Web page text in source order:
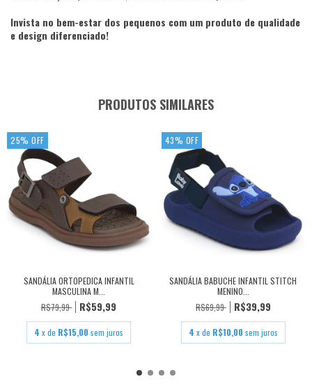
Invista no bem-estar dos pequenos com um produto de qualidade
e design diferenciado!
PRODUTOS SIMILARES
25% OFF
SANDÁLIA ORTOPEDICA INFANTIL
MASCULINA M...
R$79,99
R$59,99
4 x de R$15,00 sem juros
43% OFF
SANDÁLIA BABUCHE INFANTIL STITCH
MENINO...
R$69,99
R$39,99
4 x de R$10,00 sem juros